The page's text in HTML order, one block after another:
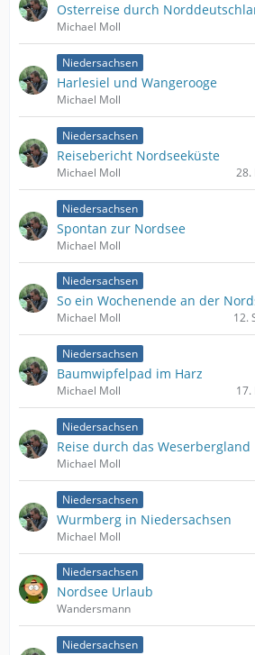
Osterreise durch
Michael Moll
Niedersachsen
Harlesiel und Wangerooge
Michael Moll
Niedersachsen
Reisebericht Nordseeküste
Michael Moll
28.
Niedersachsen
Spontan zur Nordsee
Michael Moll
Niedersachsen
So ein Wochenende an der
Michael Moll
12.
Niedersachsen
Baumwipfelpad im Harz
Michael Moll
17.
Niedersachsen
Reise durch das Weserbergland
Michael Moll
Niedersachsen
Wurmberg in Niedersachsen
Michael Moll
Niedersachsen
Nordsee Urlaub
Wandersmann
Niedersachsen